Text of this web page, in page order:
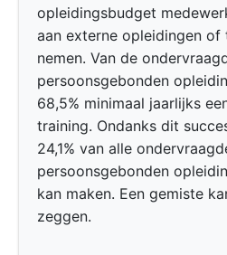
opleidingsbudget
aan externe opleidingen of
nemen. Van de
persoonsgebonden
68,5% minimaal jaarlijks
training. Ondanks dit
24,1% van alle
persoonsgebonden
kan maken. Een gemiste
zeggen.